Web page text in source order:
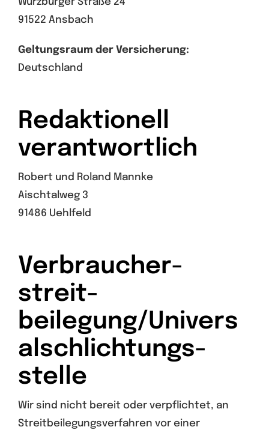
Würzburger Straße 24
91522 Ansbach
Geltungsraum der Versicherung:
Deutschland
Redaktionell
verantwortlich
Robert und Roland Mannke
Aischtalweg 3
91486 Uehlfeld
Verbraucher­
streit­
beilegung/Univers
al­schlichtungs­
stelle
Wir sind nicht bereit oder verpflichtet, an
Streitbeilegungsverfahren vor einer